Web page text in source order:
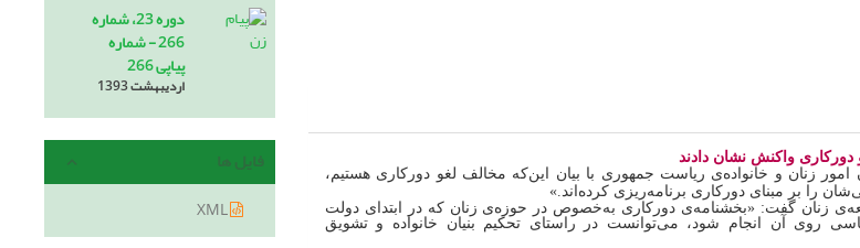
دورکاری واکنش نشان دادند
زنان و خانواده‌ی ریاست جمهوری با بیان این‌که مخالف لغو دورکاری هستیم،
را بر مبنای دورکاری برنامه‌ریزی کرده‌اند.»
زنان گفت: «بخشنامه‌ی دورکاری به‌خصوص در حوزه‌ی زنان که در ابتدای دولت
روی آن انجام شود، می‌توانست در راستای تحکیم بنیان خانواده و تشویق
دوره 23، شماره
266 - شماره
پیاپی 266
اردیبهشت 1393
فایل ها
XML